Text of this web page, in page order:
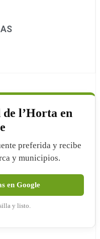
l’Horta en
preferida y recibe
y municipios.
en Google
y listo.